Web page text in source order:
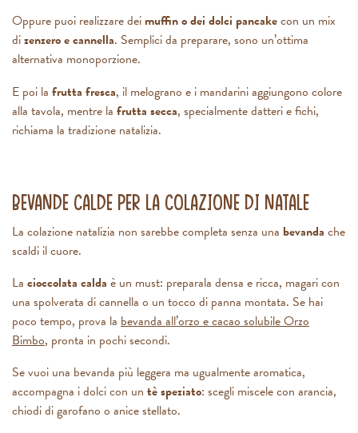
Oppure puoi realizzare dei muffin o dei dolci pancakecon un mix
dizenzero e cannella. Semplici da preparare, sono un’ottima
alternativa monoporzione.
E poi la frutta fresca, il melograno e i mandarini aggiungono colore
alla tavola, mentre la frutta secca, specialmente datteri e fichi,
richiama la tradizione natalizia.
Bevande calde per la colazione di Natale
La colazione natalizia non sarebbe completa senza una bevanda che
scaldi il cuore.
La cioccolata calda è un must: preparala densa e ricca, magari con
una spolverata di cannella o un tocco di panna montata. Se hai
poco tempo, prova la bevanda all’orzo e cacao solubile Orzo
Bimbo, pronta in pochi secondi.
Se vuoi una bevanda più leggera ma ugualmente aromatica,
accompagna i dolci con un tè speziato: scegli miscele con arancia,
chiodi di garofano o anice stellato.